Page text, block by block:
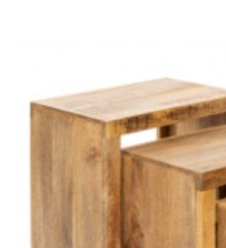
STOLIK KAWOWY GOA II
1 108,16 zł